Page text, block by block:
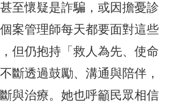
至懷疑是詐騙，或因擔憂診
案管理師每天都要面對這些
但仍抱持「救人為先、使命
斷透過鼓勵、溝通與陪伴，
與治療。她也呼籲民眾相信